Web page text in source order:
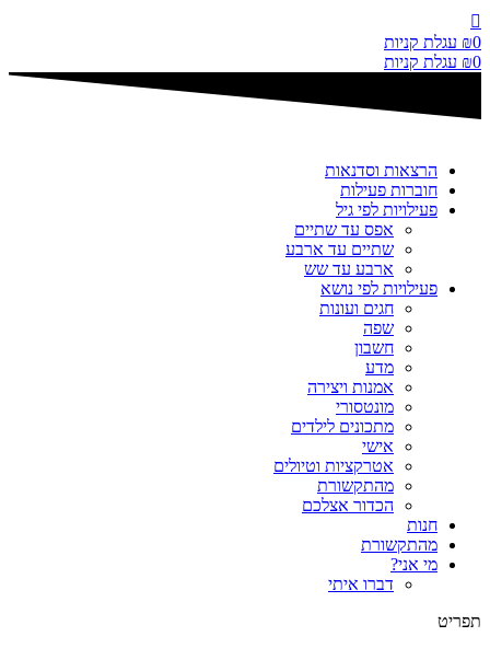
דלג
לתוכן
₪0
עגלת קניות
₪0 עגלת קניות
הרצאות וסדנאות
חוברות פעילות
פעילויות לפי גיל
אפס עד שתיים
שתיים עד ארבע
ארבע עד שש
פעילויות לפי נושא
חגים ועונות
שפה
חשבון
מדע
אמנות ויצירה
מונטסורי
מתכונים לילדים
אישי
אטרקציות וטיולים
מהתקשורת
הכדור אצלכם
חנות
מהתקשורת
מי אני?
דברו איתי
תפריט